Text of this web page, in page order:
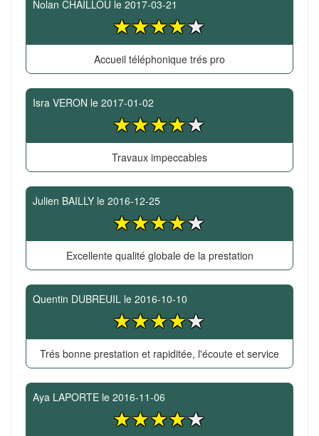
Nolan CHAILLOU le 2017-03-21
Accueil téléphonique trés pro
Isra VERON le 2017-01-02
Travaux impeccables
Julien BAILLY le 2016-12-25
Excellente qualité globale de la prestation
Quentin DUBREUIL le 2016-10-10
Trés bonne prestation et rapiditée, l'écoute et service
Aya LAPORTE le 2016-11-06